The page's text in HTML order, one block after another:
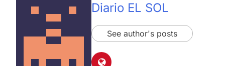
Diario EL SOL
See author's posts